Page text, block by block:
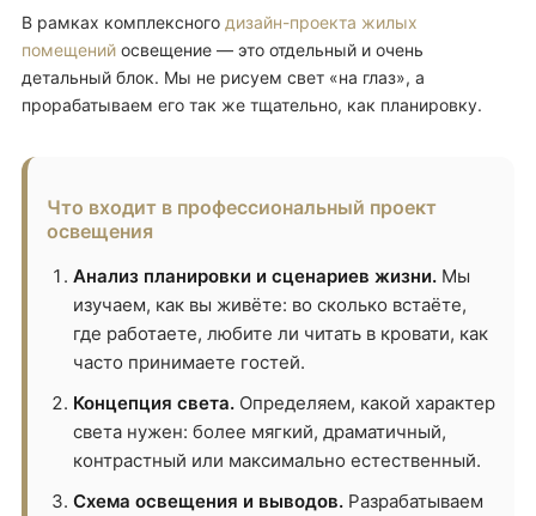
В рамках комплексного дизайн-проекта жилых
помещений освещение — это отдельный и очень
детальный блок. Мы не рисуем свет «на глаз», а
прорабатываем его так же тщательно, как планировку.
Что входит в профессиональный проект
освещения
Анализ планировки и сценариев жизни. Мы
изучаем, как вы живёте: во сколько встаёте,
где работаете, любите ли читать в кровати, как
часто принимаете гостей.
Концепция света. Определяем, какой характер
света нужен: более мягкий, драматичный,
контрастный или максимально естественный.
Схема освещения и выводов. Разрабатываем